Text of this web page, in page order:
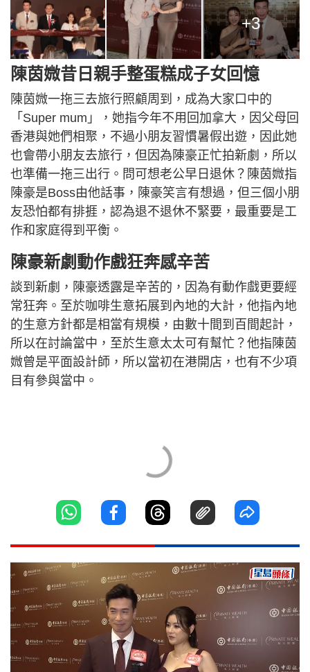
+3
陳茵媺昔日親手整蛋糕成子女回憶
陳茵媺一拖三去旅行照顧周到，成為大家口中的
「Super mum」，她指今年不用回加拿大，因父母回
香港與她們相聚，不過小朋友習慣暑假出遊，因此她
也會帶小朋友去旅行，但因為陳豪正忙拍新劇，所以
也準備一拖三出行。問可想老公早日退休？陳茵媺指
陳豪是Boss由他話事，陳豪笑言有想過，但三個小朋
友恐怕都有排捱，認為退不退休不緊要，最重要是工
作和家庭得到平衡。
陳豪新劇動作戲狂奔感辛苦
談到新劇，陳豪透露是辛苦的，因為有動作戲更要經
常狂奔。至於咖啡生意拓展到內地的大計，他指內地
的生意方針都是相當有規模，由數十間到百間起計，
所以在討論當中，至於生意太太可有幫忙？他指陳茵
媺曾是平面設計師，所以當初在港開店，也有不少項
目有參與當中。